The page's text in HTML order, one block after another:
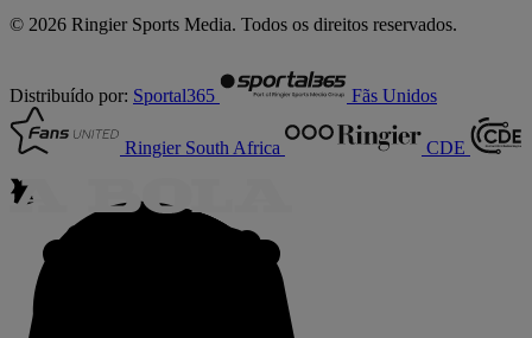
© 2026 Ringier Sports Media. Todos os direitos reservados.
Distribuído por: Sportal365 Fãs Unidos
Ringier South Africa CDE